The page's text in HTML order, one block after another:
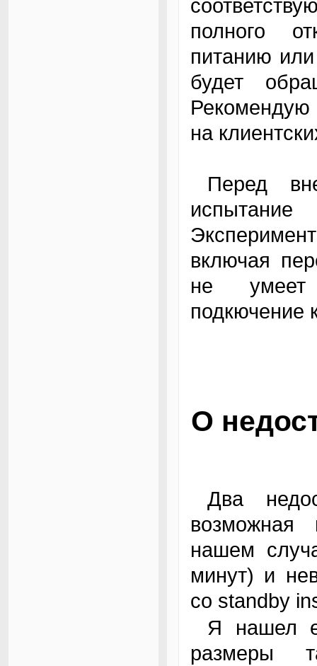
полного
питанию
будет
Рекомендую
на
Перед внедрением системы мы провели
включая
не умеет
подкючение
О
Два недостатка я уже описал выше -
возможная
нашем
минут) и
со standby
Я нашел еще один изъян: нельзя изменять
размеры